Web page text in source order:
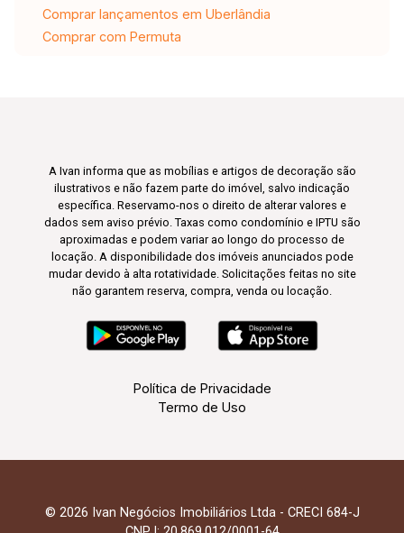
Comprar lançamentos em Uberlândia
Comprar com Permuta
A Ivan informa que as mobílias e artigos de decoração são
ilustrativos e não fazem parte do imóvel, salvo indicação
específica. Reservamo-nos o direito de alterar valores e
dados sem aviso prévio. Taxas como condomínio e IPTU são
aproximadas e podem variar ao longo do processo de
locação. A disponibilidade dos imóveis anunciados pode
mudar devido à alta rotatividade. Solicitações feitas no site
não garantem reserva, compra, venda ou locação.
Política de Privacidade
Termo de Uso
© 2026 Ivan Negócios Imobiliários Ltda - CRECI 684-J